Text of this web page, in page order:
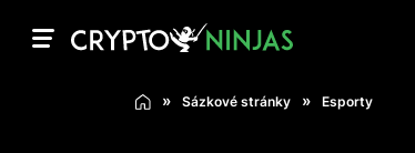
Sázkové stránky Esporty